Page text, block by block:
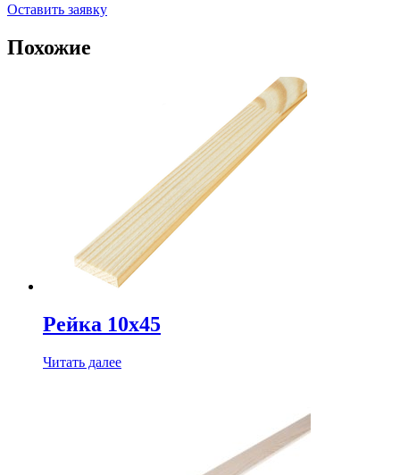
Оставить заявку
Похожие
Рейка 10х45
Читать далее